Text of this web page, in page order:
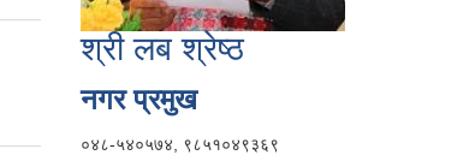
श्री लब श्रेष्ठ
नगर प्रमुख
०४८-५४०५७४, ९८५१०४९३६९